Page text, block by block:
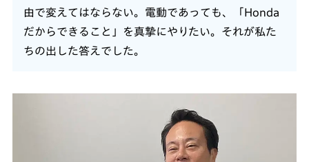
由で変えてはならない。電動であっても、「Honda
だからできること」を真摯にやりたい。それが私た
ちの出した答えでした。